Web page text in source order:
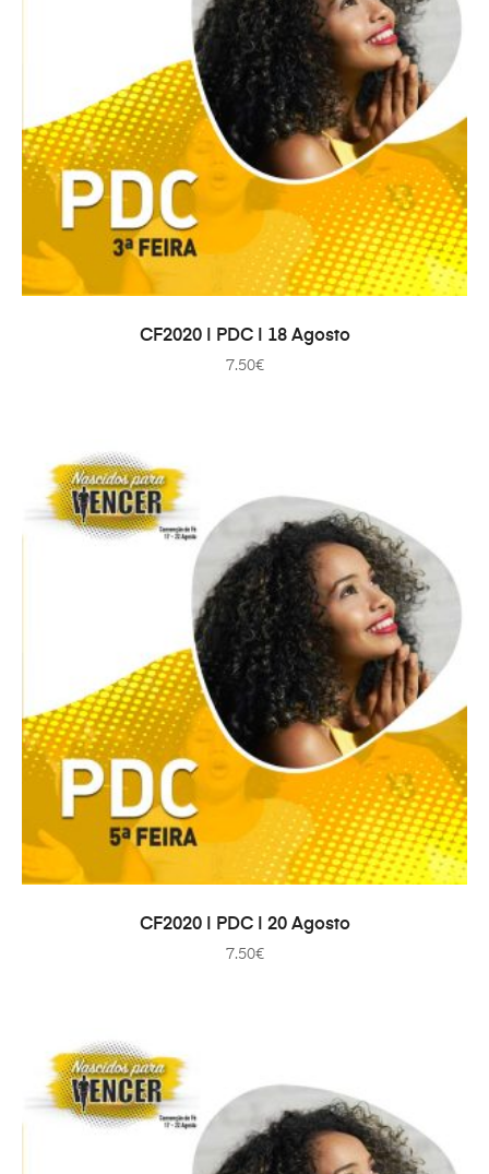
IN DEN WARENKORB
CF2020 | PDC | 18 Agosto
7.50€
IN DEN WARENKORB
CF2020 | PDC | 20 Agosto
7.50€